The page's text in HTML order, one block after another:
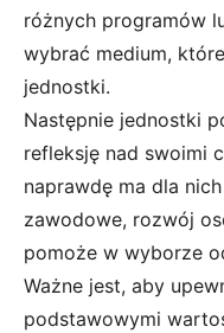
różnych programów
wybrać medium,
jednostki.
Następnie jednostki
refleksję nad swoimi
naprawdę ma dla
zawodowe, rozwój
pomoże w wyborze
Ważne jest, aby
podstawowymi